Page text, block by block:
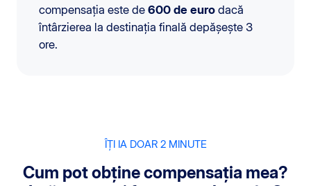
compensația este de 600 de euro dacă
întârzierea la destinația finală depășește 3
ore.
ÎȚI IA DOAR 2 MINUTE
Cum pot obține compensația mea?